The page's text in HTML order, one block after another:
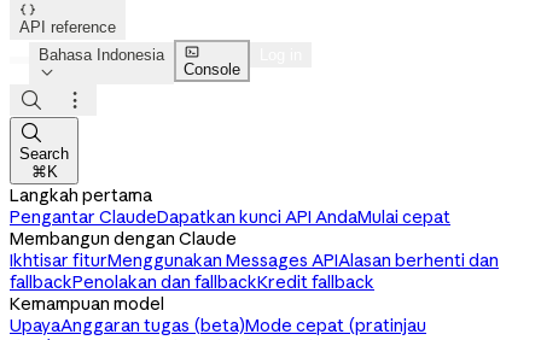

API reference
Bahasa Indonesia


Console



Search
⌘K
Langkah pertama
Pengantar ClaudeDapatkan kunci API AndaMulai cepat
Membangun dengan Claude
Ikhtisar fiturMenggunakan Messages APIAlasan berhenti dan
fallbackPenolakan dan fallbackKredit fallback
Kemampuan model
UpayaAnggaran tugas (beta)Mode cepat (pratinjau